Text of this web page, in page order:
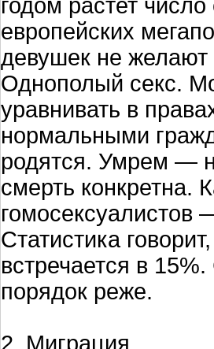
годом растет
европейских
девушек не желают
Однополый секс.
уравнивать в
нормальными
родятся. Умрем —
смерть конкретна.
Статистика
встречается в
порядок реже.
2. Миграция.